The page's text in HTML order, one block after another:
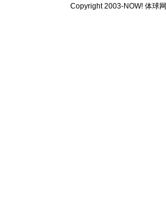
Copyright 2003-NOW! 体球网